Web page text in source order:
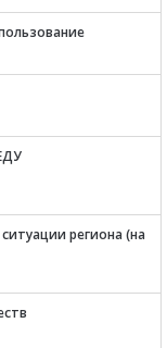
региона (на